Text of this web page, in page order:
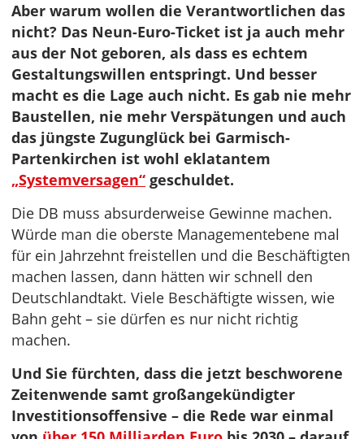
Aber warum wollen die Verantwortlichen das
nicht? Das Neun-Euro-Ticket ist ja auch mehr
aus der Not geboren, als dass es echtem
Gestaltungswillen entspringt. Und besser
macht es die Lage auch nicht. Es gab nie mehr
Baustellen, nie mehr Verspätungen und auch
das jüngste Zugunglück bei Garmisch-
Partenkirchen ist wohl eklatantem
„Systemversagen“ geschuldet.
Die DB muss absurderweise Gewinne machen.
Würde man die oberste Managementebene mal
für ein Jahrzehnt freistellen und die Beschäftigten
machen lassen, dann hätten wir schnell den
Deutschlandtakt. Viele Beschäftigte wissen, wie
Bahn geht – sie dürfen es nur nicht richtig
machen.
Und Sie fürchten, dass die jetzt beschworene
Zeitenwende samt großangekündigter
Investitionsoffensive – die Rede war einmal